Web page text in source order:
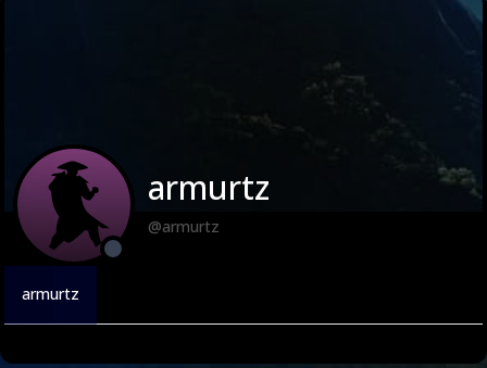
armurtz
@armurtz
armurtz